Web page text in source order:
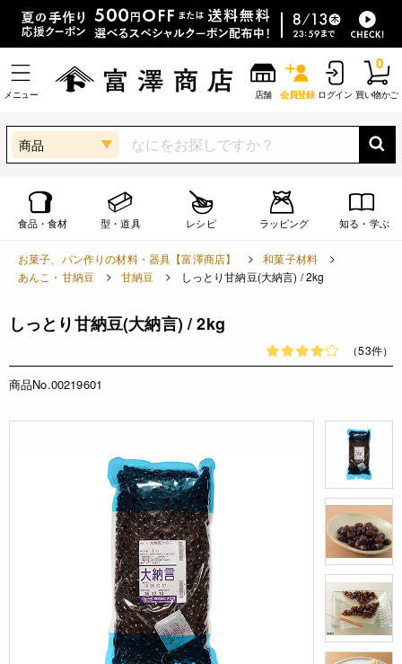
メニュー 店舗 会員登録 ログイン 買い物かご
0
商品
食品・食材 型・道具 レシピ ラッピング 知る・学ぶ
お菓子、パン作りの材料・器具【富澤商店】
和菓子材料
あんこ・甘納豆
甘納豆 しっとり甘納豆(大納言) / 2kg
しっとり甘納豆(大納言) / 2kg
（53件）
商品No.00219601